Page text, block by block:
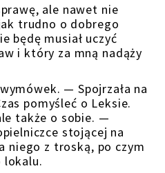
ale nawet nie
trudno o dobrego
będę musiał uczyć
i który za mną nadąży
— Spojrzała na
pomyśleć o Leksie.
także o sobie. —
stojącej na
niego z troską, po czym
lokalu.